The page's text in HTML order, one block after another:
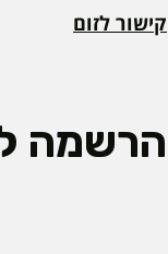
קישור לזום
הרשמה